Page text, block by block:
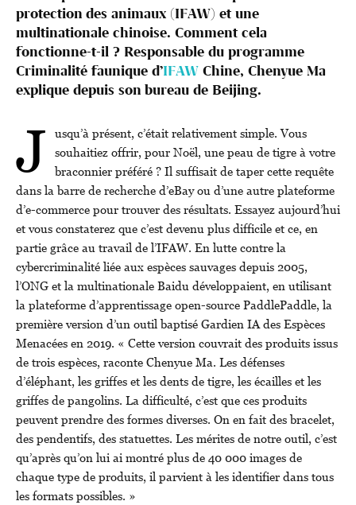
protection des animaux (IFAW) et une
multinationale chinoise. Comment cela
fonctionne-t-il ? Responsable du programme
Criminalité faunique d’IFAW Chine, Chenyue Ma
explique depuis son bureau de Beijing.
J usqu’à présent, c’était relativement simple. Vous
souhaitiez offrir, pour Noël, une peau de tigre à votre
braconnier préféré ? Il suffisait de taper cette requête
dans la barre de recherche d’eBay ou d’une autre plateforme
d’e-commerce pour trouver des résultats. Essayez aujourd’hui
et vous constaterez que c’est devenu plus difficile et ce, en
partie grâce au travail de l’IFAW. En lutte contre la
cybercriminalité liée aux espèces sauvages depuis 2005,
l’ONG et la multinationale Baidu développaient, en utilisant
la plateforme d’apprentissage open-source PaddlePaddle, la
première version d’un outil baptisé Gardien IA des Espèces
Menacées en 2019. « Cette version couvrait des produits issus
de trois espèces, raconte Chenyue Ma. Les défenses
d’éléphant, les griffes et les dents de tigre, les écailles et les
griffes de pangolins. La difficulté, c’est que ces produits
peuvent prendre des formes diverses. On en fait des bracelet,
des pendentifs, des statuettes. Les mérites de notre outil, c’est
qu’après qu’on lui ai montré plus de 40 000 images de
chaque type de produits, il parvient à les identifier dans tous
les formats possibles. »